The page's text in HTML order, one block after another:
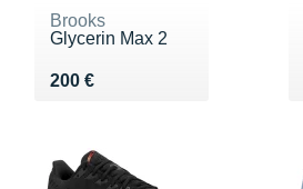
Brooks
Glycerin Max 2
200 €
Vendu 200 €